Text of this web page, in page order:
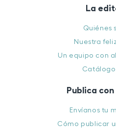
La
Quiénes
Nuestra
Un equipo con
Catálogo
Publica
Envíanos tu
Cómo publicar